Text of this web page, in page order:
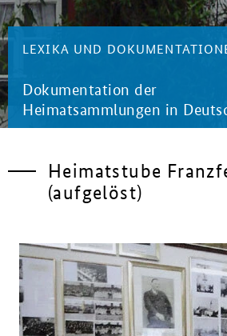
LEXIKA UND
Dokumentation der
Heimatsammlungen in
Heimatstube
(aufgelöst)